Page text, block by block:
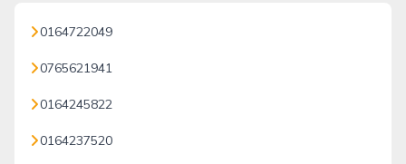
0164722049
0765621941
0164245822
0164237520